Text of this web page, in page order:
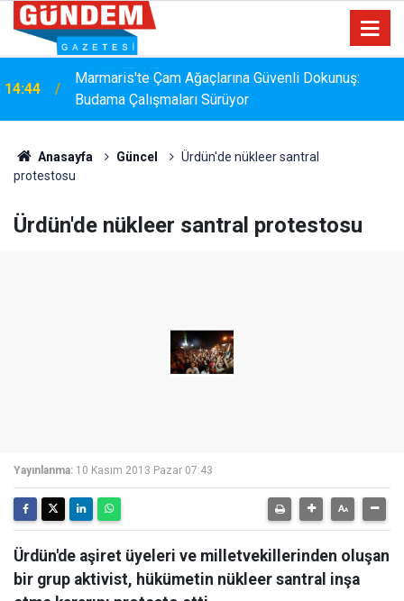
14:44
Marmaris'te Çam Ağaçlarına Güvenli Dokunuş:
Budama Çalışmaları Sürüyor
Anasayfa Güncel
Ürdün'de nükleer santral
protestosu
Ürdün'de nükleer santral protestosu
Yayınlanma: 10 Kasım 2013 Pazar 07:43
Ürdün'de aşiret üyeleri ve milletvekillerinden oluşan
bir grup aktivist, hükümetin nükleer santral inşa